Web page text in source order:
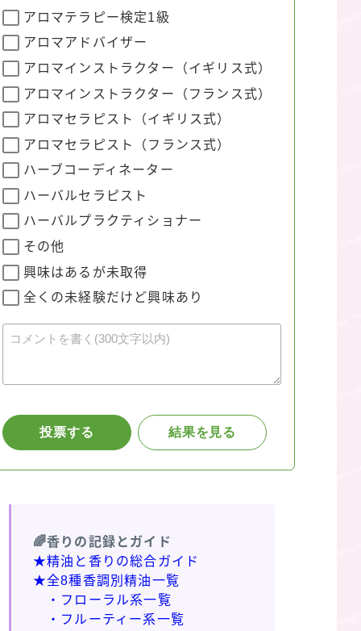
🌈香りの記録とガイド
★精油と香りの総合ガイド
★全8種香調別精油一覧
・フローラル系一覧
・フルーティー系一覧